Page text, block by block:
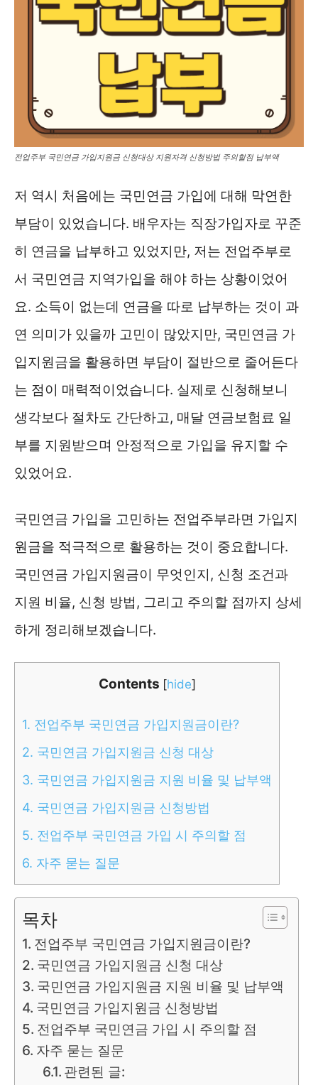
전업주부 국민연금 가입지원금 신청대상 지원자격 신청방법 주의할점 납부액
저 역시 처음에는 국민연금 가입에 대해 막연한
부담이 있었습니다. 배우자는 직장가입자로 꾸준
히 연금을 납부하고 있었지만, 저는 전업주부로
서 국민연금 지역가입을 해야 하는 상황이었어
요. 소득이 없는데 연금을 따로 납부하는 것이 과
연 의미가 있을까 고민이 많았지만, 국민연금 가
입지원금을 활용하면 부담이 절반으로 줄어든다
는 점이 매력적이었습니다. 실제로 신청해보니
생각보다 절차도 간단하고, 매달 연금보험료 일
부를 지원받으며 안정적으로 가입을 유지할 수
있었어요.
국민연금 가입을 고민하는 전업주부라면 가입지
원금을 적극적으로 활용하는 것이 중요합니다.
국민연금 가입지원금이 무엇인지, 신청 조건과
지원 비율, 신청 방법, 그리고 주의할 점까지 상세
하게 정리해보겠습니다.
Contents [hide]
1. 전업주부 국민연금 가입지원금이란?
2. 국민연금 가입지원금 신청 대상
3. 국민연금 가입지원금 지원 비율 및 납부액
4. 국민연금 가입지원금 신청방법
5. 전업주부 국민연금 가입 시 주의할 점
6. 자주 묻는 질문
목차
전업주부 국민연금 가입지원금이란?
국민연금 가입지원금 신청 대상
국민연금 가입지원금 지원 비율 및 납부액
국민연금 가입지원금 신청방법
전업주부 국민연금 가입 시 주의할 점
자주 묻는 질문
관련된 글: